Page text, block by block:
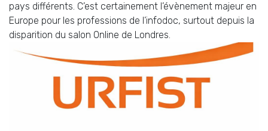
pays différents. C’est certainement l’évènement majeur en
Europe pour les professions de l’infodoc, surtout depuis la
disparition du salon Online de Londres.